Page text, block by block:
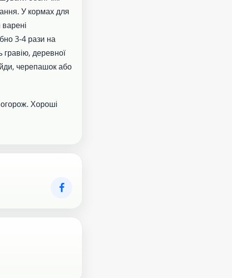
У кормах для
3-4 рази на
деревної
черепашок або
огорож. Хороші